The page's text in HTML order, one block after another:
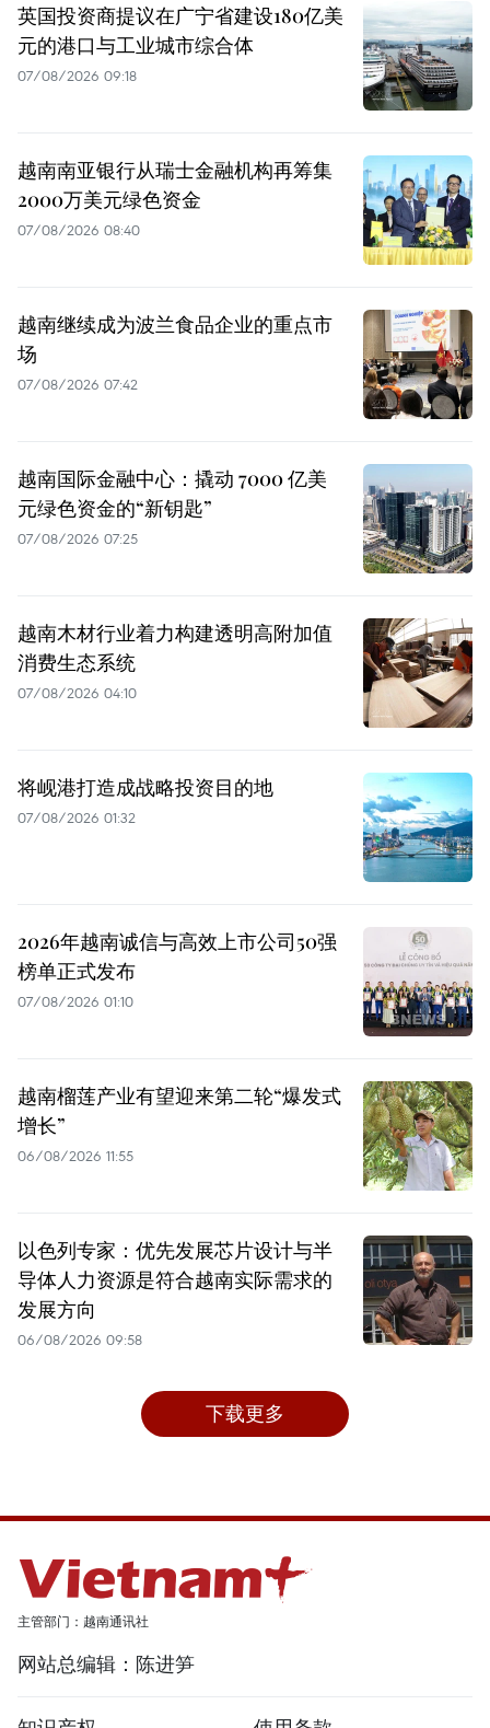
英国投资商提议在广宁省建设180亿美
元的港口与工业城市综合体
07/08/2026 09:18
越南南亚银行从瑞士金融机构再筹集
2000万美元绿色资金
07/08/2026 08:40
越南继续成为波兰食品企业的重点市
场
07/08/2026 07:42
越南国际金融中心：撬动 7000 亿美
元绿色资金的“新钥匙”
07/08/2026 07:25
越南木材行业着力构建透明高附加值
消费生态系统
07/08/2026 04:10
将岘港打造成战略投资目的地
07/08/2026 01:32
2026年越南诚信与高效上市公司50强
榜单正式发布
07/08/2026 01:10
越南榴莲产业有望迎来第二轮“爆发式
增长”
06/08/2026 11:55
以色列专家：优先发展芯片设计与半
导体人力资源是符合越南实际需求的
发展方向
06/08/2026 09:58
下载更多
主管部门：越南通讯社
网站总编辑：陈进笋